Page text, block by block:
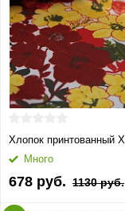
Хлопок принтованный
Много
678 руб. 1130 руб.